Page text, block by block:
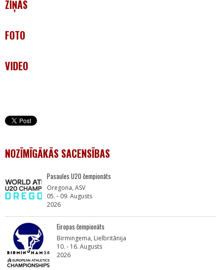
ZIŅAS
FOTO
VIDEO
NOZĪMĪGĀKĀS SACENSĪBAS
Pasaules U20 čempionāts
Oregona, ASV
05. - 09. Augusts
2026
Eiropas čempionāts
Birmingema, Lielbritānija
10. - 16. Augusts
2026